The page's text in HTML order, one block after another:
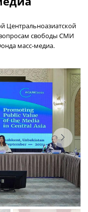
Центральноазиатской
свободы СМИ
масс-медиа.